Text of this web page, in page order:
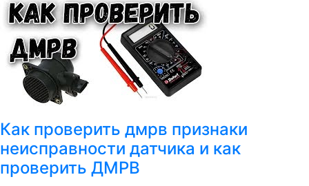
Как проверить дмрв признаки
неисправности датчика и как
проверить ДМРВ